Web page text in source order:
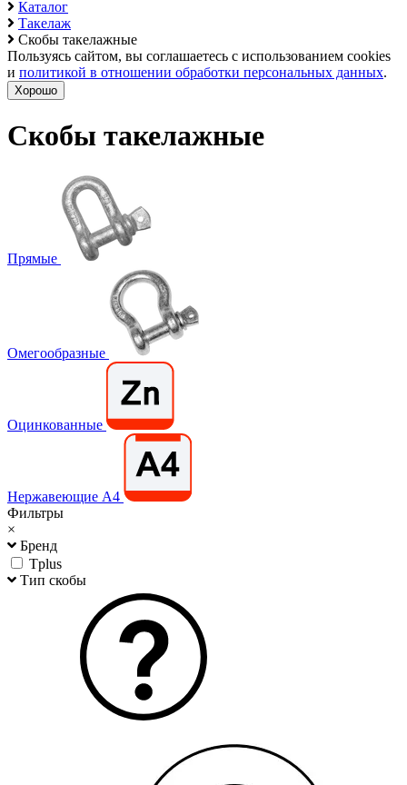
Каталог
Такелаж
Скобы такелажные
Пользуясь сайтом, вы соглашаетесь с использованием cookies
и политикой в отношении обработки персональных данных.
Хорошо
Скобы такелажные
Прямые
Омегообразные
Оцинкованные
Нержавеющие А4
Фильтры
×
Бренд
Tplus
Тип скобы